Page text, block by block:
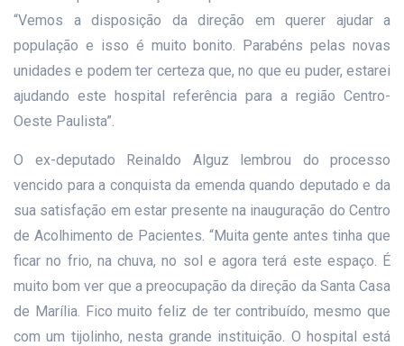
“Vemos a disposição da direção em querer ajudar a
população e isso é muito bonito. Parabéns pelas novas
unidades e podem ter certeza que, no que eu puder, estarei
ajudando este hospital referência para a região Centro-
Oeste Paulista”.
O ex-deputado Reinaldo Alguz lembrou do processo
vencido para a conquista da emenda quando deputado e da
sua satisfação em estar presente na inauguração do Centro
de Acolhimento de Pacientes. “Muita gente antes tinha que
ficar no frio, na chuva, no sol e agora terá este espaço. É
muito bom ver que a preocupação da direção da Santa Casa
de Marília. Fico muito feliz de ter contribuído, mesmo que
com um tijolinho, nesta grande instituição. O hospital está